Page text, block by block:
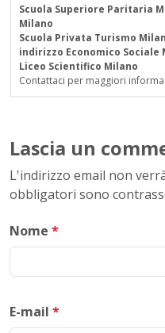
Scuola Superiore Paritaria
Milano
Scuola Privata Turismo
indirizzo Economico Sociale
Liceo Scientifico Milano
Contattaci per maggiori
Lascia un
L'indirizzo email non
obbligatori sono
Nome *
E-mail *